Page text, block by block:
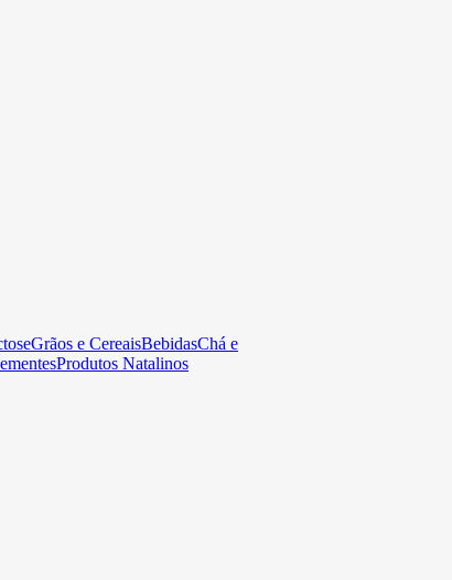
Grãos e CereaisBebidasChá e
Produtos Natalinos